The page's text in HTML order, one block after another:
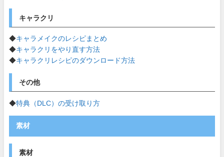
キャラクリ
◆キャラメイクのレシピまとめ
◆キャラクリをやり直す方法
◆キャラクリレシピのダウンロード方法
その他
◆特典（DLC）の受け取り方
素材
素材